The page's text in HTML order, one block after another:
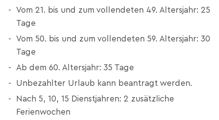
Vom 21. bis und zum vollendeten 49. Altersjahr: 25
Tage
Vom 50. bis und zum vollendeten 59. Altersjahr: 30
Tage
Ab dem 60. Altersjahr: 35 Tage
Unbezahlter Urlaub kann beantragt werden.
Nach 5, 10, 15 Dienstjahren: 2 zusätzliche
Ferienwochen